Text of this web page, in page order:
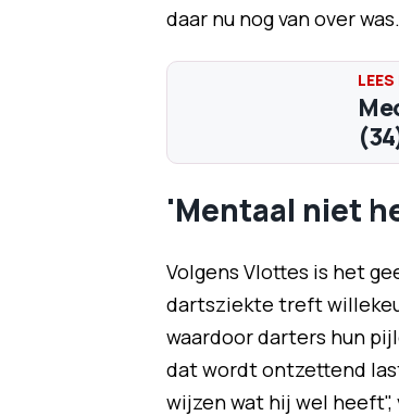
daar nu nog van over
'Mentaal niet
Volgens Vlottes is het
dartsziekte treft
waardoor darters hun
dat wordt ontzettend
wijzen wat hij wel